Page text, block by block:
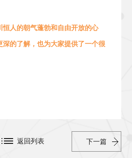
恒人的朝气蓬勃和 自由开放的心
深的了解，也为大家提供了一个很
下一篇
返回列表